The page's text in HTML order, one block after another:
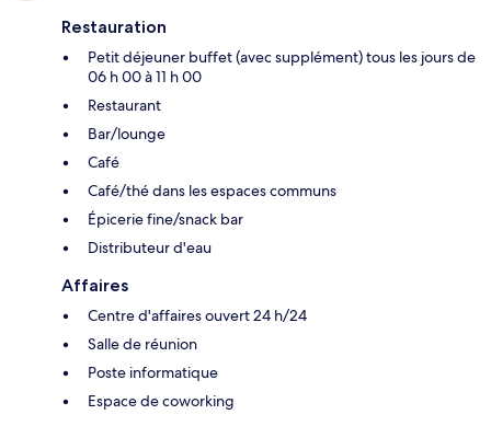
Restauration
Petit déjeuner buffet (avec supplément) tous les jours de
06 h 00 à 11 h 00
Restaurant
Bar/lounge
Café
Café/thé dans les espaces communs
Épicerie fine/snack bar
Distributeur d'eau
Affaires
Centre d'affaires ouvert 24 h/24
Salle de réunion
Poste informatique
Espace de coworking